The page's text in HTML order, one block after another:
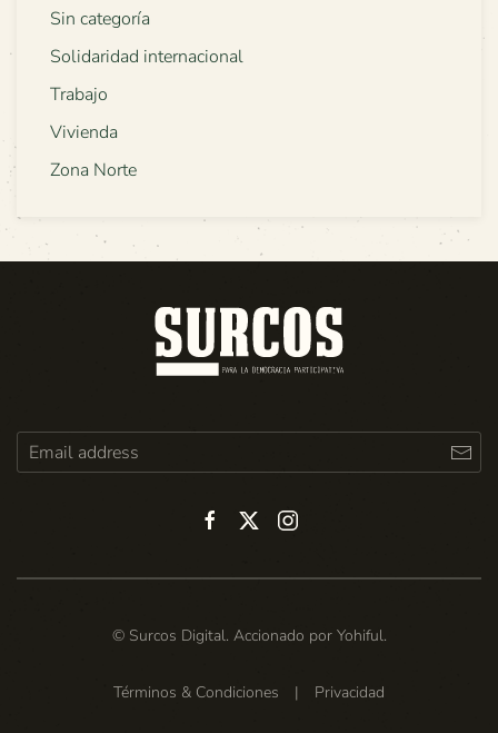
Sin categoría
Solidaridad internacional
Trabajo
Vivienda
Zona Norte
© Surcos Digital. Accionado por Yohiful.
Términos & Condiciones | Privacidad